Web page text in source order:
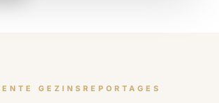
GEZINSREPORTAGES